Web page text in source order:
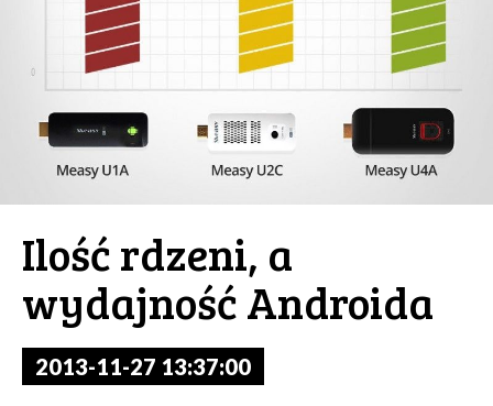
Ilość rdzeni, a
wydajność Androida
2013-11-27 13:37:00